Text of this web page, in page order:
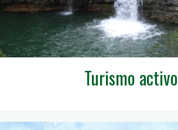
Turismo activo